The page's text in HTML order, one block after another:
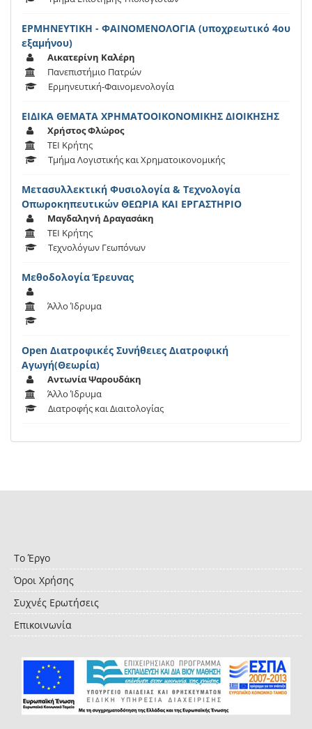
ΕΡΜΗΝΕΥΤΙΚΗ - ΦΑΙΝΟΜΕΝΟΛΟΓΙΑ (υποχρεωτικό 4ου
εξαμήνου)
Αικατερίνη Καλέρη
Πανεπιστήμιο Πατρών
Ερμηνευτική-Φαινομενολογία
ΕΙΔΙΚΑ ΘΕΜΑΤΑ ΧΡΗΜΑΤΟΟΙΚΟΝΟΜΙΚΗΣ ΔΙΟΙΚΗΣΗΣ
Χρήστος Φλώρος
ΤΕΙ Κρήτης
Τμήμα Λογιστικής και Χρηματοικονομικής
Μετασυλλεκτική Φυσιολογία & Τεχνολογία
Οπωροκηπευτικών ΘΕΩΡΙΑ ΚΑΙ ΕΡΓΑΣΤΗΡΙΟ
Μαγδαληνή Δραγασάκη
ΤΕΙ Κρήτης
Τεχνολόγων Γεωπόνων
Μεθοδολογία Έρευνας
Άλλο Ίδρυμα
Open Διατροφικές Συνήθειες Διατροφική
Αγωγή(Θεωρία)
Αντωνία Ψαρουδάκη
Άλλο Ίδρυμα
Διατροφής και Διαιτολογίας
Το Έργο
Όροι Χρήσης
Συχνές Ερωτήσεις
Επικοινωνία